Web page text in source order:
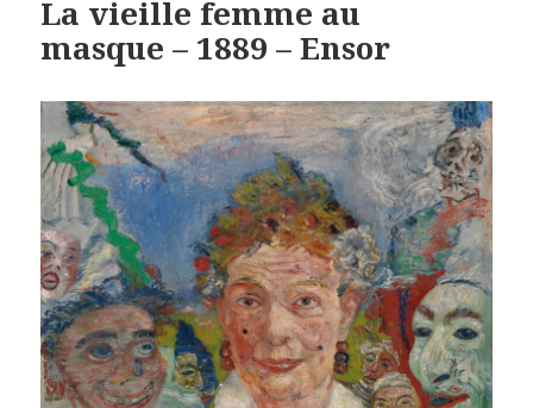
La vieille femme au
masque – 1889 – Ensor